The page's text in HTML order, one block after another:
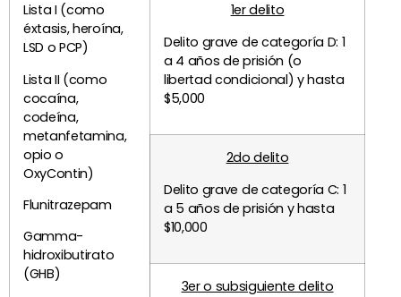
Lista I (como
éxtasis, heroína,
LSD o PCP)
Lista II (como
cocaína,
codeína,
metanfetamina,
opio o
OxyContin)
Flunitrazepam
Gamma-
hidroxibutirato
(GHB)
1er delito
Delito grave de categoría D: 1
a 4 años de prisión (o
libertad condicional) y hasta
$5,000
2do delito
Delito grave de categoría C: 1
a 5 años de prisión y hasta
$10,000
3er o subsiguiente delito